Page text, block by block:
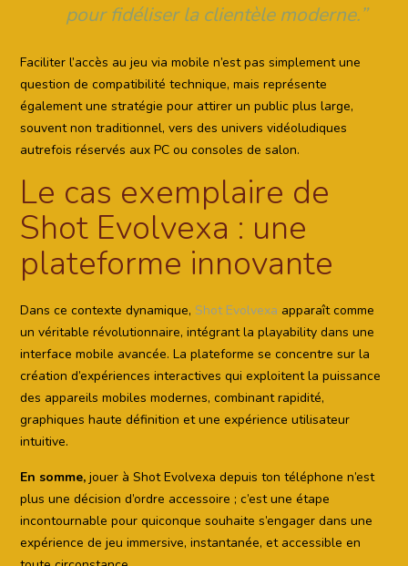
pour fidéliser la clientèle moderne.”
Faciliter l’accès au jeu via mobile n’est pas simplement une
question de compatibilité technique, mais représente
également une stratégie pour attirer un public plus large,
souvent non traditionnel, vers des univers vidéoludiques
autrefois réservés aux PC ou consoles de salon.
Le cas exemplaire de
Shot Evolvexa : une
plateforme innovante
Dans ce contexte dynamique, Shot Evolvexa apparaît comme
un véritable révolutionnaire, intégrant la playability dans une
interface mobile avancée. La plateforme se concentre sur la
création d’expériences interactives qui exploitent la puissance
des appareils mobiles modernes, combinant rapidité,
graphiques haute définition et une expérience utilisateur
intuitive.
En somme, jouer à Shot Evolvexa depuis ton téléphone n’est
plus une décision d’ordre accessoire ; c’est une étape
incontournable pour quiconque souhaite s’engager dans une
expérience de jeu immersive, instantanée, et accessible en